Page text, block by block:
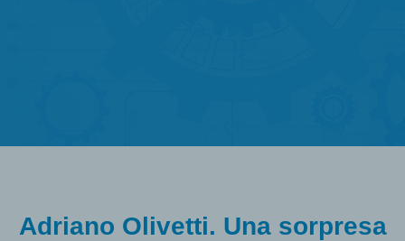
Adriano Olivetti. Una sorpresa